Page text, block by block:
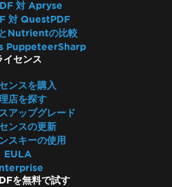
対 Apryse
対 QuestPDF
Nutrientの比較
PuppeteerSharp
イセンス
ンスを購入
店を探す
アップグレード
ンスの更新
スキーの使用
EULA
を無料で試す